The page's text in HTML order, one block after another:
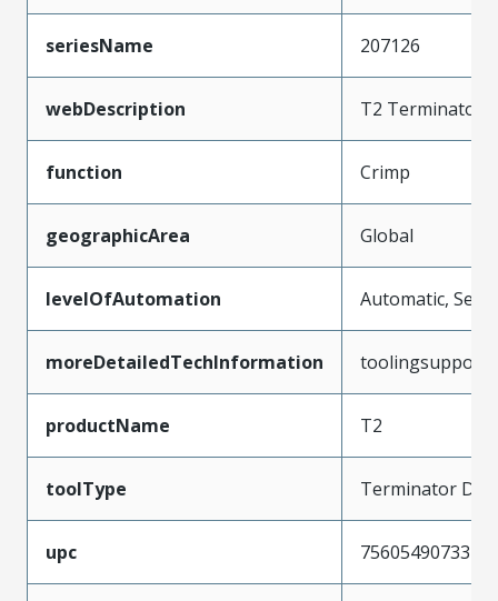
seriesName 207126
webDescription T2 Terminator
function Crimp
geographicArea Global
levelOfAutomation Automatic,
moreDetailedTechInformation
productName T2
toolType Terminator Die
upc 756054907337